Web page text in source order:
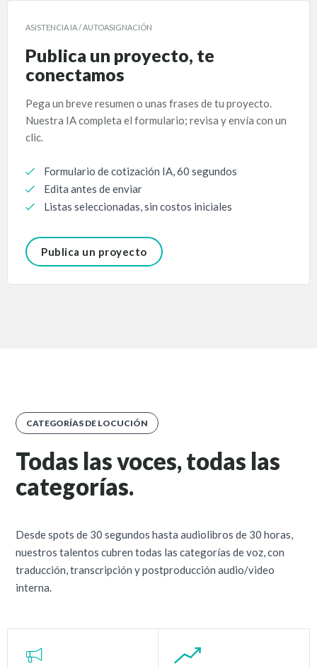
ASISTENCIA IA / AUTOASIGNACIÓN
Publica un proyecto, te
conectamos
Pega un breve resumen o unas frases de tu proyecto.
Nuestra IA completa el formulario; revisa y envía con un
clic.
Formulario de cotización IA, 60 segundos
Edita antes de enviar
Listas seleccionadas, sin costos iniciales
Publica un proyecto
CATEGORÍAS DE LOCUCIÓN
Todas las voces, todas las
categorías.
Desde spots de 30 segundos hasta audiolibros de 30 horas,
nuestros talentos cubren todas las categorías de voz, con
traducción, transcripción y postproducción audio/video
interna.